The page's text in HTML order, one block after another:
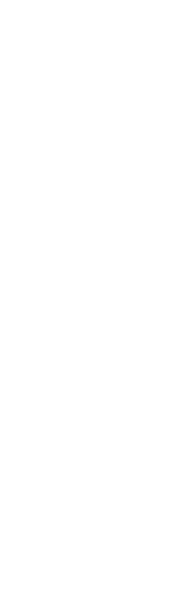
64
NOUS
5 km
à moins de 500
m